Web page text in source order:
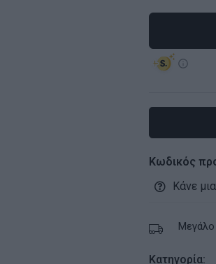
Κωδικός
Κάνε
Κατηγορία: